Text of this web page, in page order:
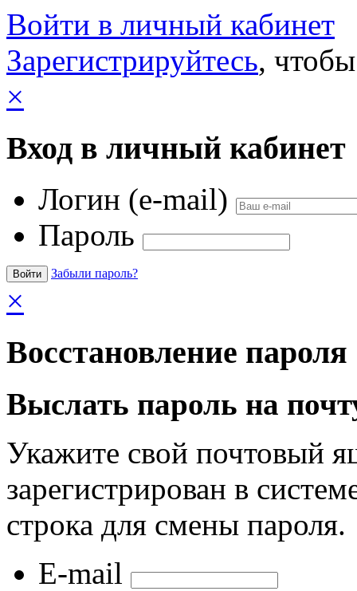
Войти в личный кабинет
Зарегистрируйтесь,
×
Вход в личный кабинет
Логин (e-mail)
Пароль
Забыли пароль?
×
Восстановление пароля
Выслать пароль на
Укажите свой почтовый
зарегистрирован в
строка для смены пароля.
E-mail